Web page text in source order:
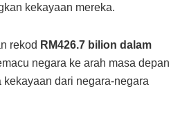
kekayaan mereka.
rekod RM426.7 bilion dalam
negara ke arah masa depan
dari negara-negara